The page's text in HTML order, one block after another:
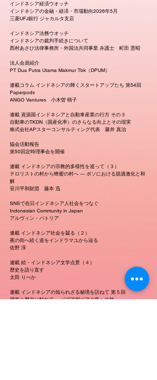
インドネシア経済ウオッチ
インドネシアの金融・経済・市場動向2026年5月
三菱UFJ銀行 ジャカルタ支店
インドネシア法務ウオッチ
インドネシアの裁判手続きについて
西村あさひ法律事務所・外国法共同事業 弁護士 町田 憲昭
法人会員紹介
PT Dua Putra Utama Makmur Tbk（DPUM）
連載コラム インドネシアの輝くスタートアップたち 第54回
Paperpods
ANGO Ventures 小木曽 晴子
連載 資源国インドネシアと自動車産業の行方 その３
自動車のTKDN（国産化率）のさらなる向上とその現実
株式会社APスターコンサルティング代表 藤井 真治
協会活動報告
第50回定時理事会を開催
連載 インドネシアの宗教的多様性を巡って（３）
テロリストの村から蜂蜜の村へ ― ポソにおける脱過激化と和
解
笹川平和財団 藤本 迅
SNSで在日インドネシア人社会をつなぐ
Indonesian Community in Japan
アルヴィン・パトリア
連載 インドネシア社会を齧る（２）
夜の街へ続く道をインドラマユから辿る
佐野 淳
連載 続・インドネシア文学点景（４）
歴史を語り直す
太田 りべか
連載 インドネシアの知られざる秘境を訪ねて 第５回
碧海と歴史に触れて ～パプア州ビアク島への旅～